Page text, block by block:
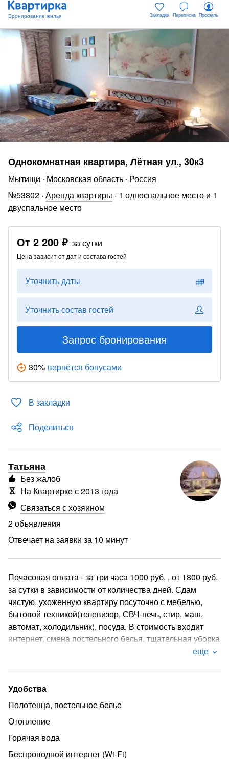
Закладки Переписка Профиль
Однокомнатная квартира, Лётная ул., 30к3
Мытищи · Московская область · Россия
№53802 · Аренда квартиры · 1 односпальное место и 1
двуспальное место
От 2 200 ₽ за сутки
Цена зависит от дат и состава гостей
Уточнить даты
Уточнить состав гостей
Запрос бронирования
30% вернётся бонусами
В закладки
Поделиться
Татьяна
Связаться с хозяином
2 объявления
Отвечает на заявки за 10 минут
Без жалоб
На Квартирке с 2013 года
Почасовая оплата - за три часа 1000 руб. , от 1800 руб.
за сутки в зависимости от количества дней. Сдам
чистую, ухоженную квартиру посуточно с мебелью,
бытовой техникой(телевизор, СВЧ-печь, стир. маш.
автомат, холодильник), посуда. В стоимость входит
интернет, смена постельного белья, тщательная уборка
Пятерочка, Эко-базар, Ледовый дворец. СМ. фото.
еще
Удобства
Полотенца, постельное белье
Отопление
Горячая вода
Беспроводной интернет (Wi‑Fi)